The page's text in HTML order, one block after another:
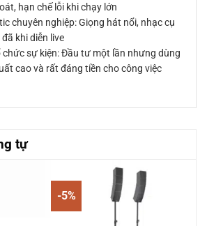
hạn chế lỗi khi chạy lớn
chuyên nghiệp: Giọng hát nổi, nhạc cụ
khi diễn live
chức sự kiện: Đầu tư một lần nhưng dùng
cao và rất đáng tiền cho công việc
tự
-5%